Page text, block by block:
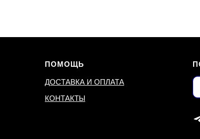
ПОМОЩЬ
ДОСТАВКА И ОПЛАТА
КОНТАКТЫ